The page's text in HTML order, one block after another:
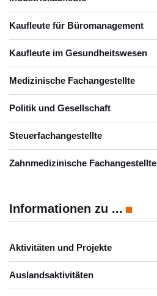
Kaufleute für Büromanagement
Kaufleute im Gesundheitswesen
Medizinische Fachangestellte
Politik und Gesellschaft
Steuerfachangestellte
Zahnmedizinische Fachangestellte
Informationen zu ...
Aktivitäten und Projekte
Auslandsaktivitäten